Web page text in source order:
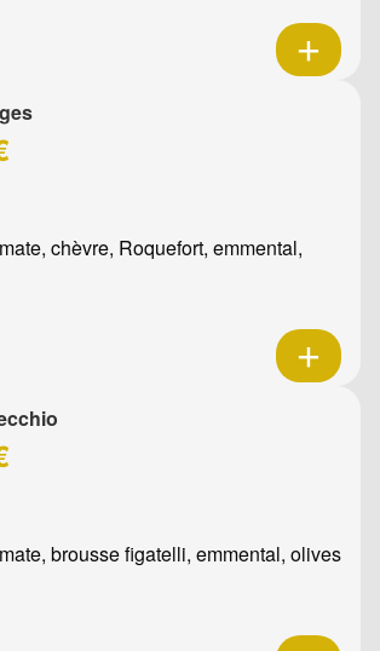
chèvre, Roquefort, emmental,
brousse figatelli, emmental, olives